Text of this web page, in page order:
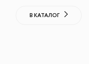
В КАТАЛОГ